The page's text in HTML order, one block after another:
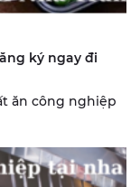
ký ngay đi
ăn công nghiệp